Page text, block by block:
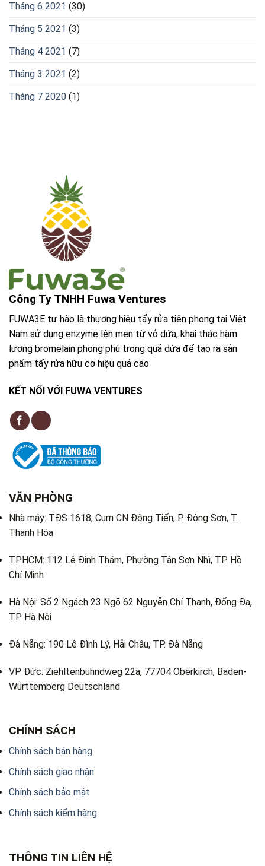
Tháng 6 2021 (30)
Tháng 5 2021 (3)
Tháng 4 2021 (7)
Tháng 3 2021 (2)
Tháng 7 2020 (1)
Công Ty TNHH Fuwa Ventures
FUWA3E tự hào là thương hiệu tẩy rửa tiên phong tại Việt
Nam sử dụng enzyme lên men từ vỏ dứa, khai thác hàm
lượng bromelain phong phú trong quả dứa để tạo ra sản
phẩm tẩy rửa hữu cơ hiệu quả cao
KẾT NỐI VỚI FUWA VENTURES
VĂN PHÒNG
Nhà máy: TĐS 1618, Cụm CN Đông Tiến, P. Đông Sơn, T.
Thanh Hóa
TP.HCM: 112 Lê Đinh Thám, Phường Tân Sơn Nhì, TP. Hồ
Chí Minh
Hà Nội: Số 2 Ngách 23 Ngõ 62 Nguyễn Chí Thanh, Đống Đa,
TP. Hà Nội
Đà Nẵng: 190 Lê Đình Lý, Hải Châu, TP. Đà Nẵng
VP Đức: Ziehltenbühndweg 22a, 77704 Oberkirch, Baden-
Württemberg Deutschland
CHÍNH SÁCH
Chính sách bán hàng
Chính sách giao nhận
Chính sách bảo mật
Chính sách kiểm hàng
THÔNG TIN LIÊN HỆ